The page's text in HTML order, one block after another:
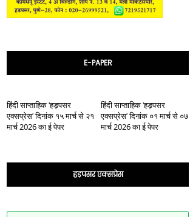
E-PAPER
हिंदी साप्ताहिक ‘हड़पसर
एक्सप्रेस’ दिनांक १५ मार्च से २१
मार्च 2026 का ई पेपर
हिंदी साप्ताहिक ‘हड़पसर
एक्सप्रेस’ दिनांक ०१ मार्च से ०७
मार्च 2026 का ई पेपर
हड़पसर एक्सप्रेस